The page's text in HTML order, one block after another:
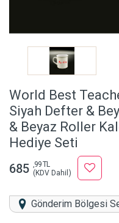
World Best
Siyah Defter &
& Beyaz Roller
Hediye Seti
685 ,99 TL
(KDV Dahil)
Gönderim Bölgesi